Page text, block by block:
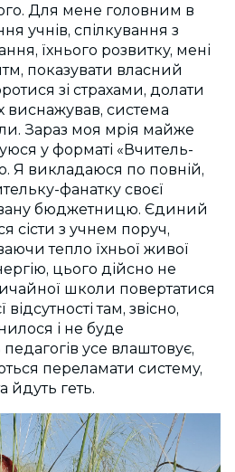
Для мене головним в
учнів, спілкування з
їхнього розвитку, мені
показувати власний
зі страхами, долати
виснажував, система
Зараз моя мрія майже
у форматі «Вчитель-
Я викладаюся по повній,
фанатку своєї
бюджетницю. Єдиний
сісти з учнем поруч,
тепло їхньої живої
цього дійсно не
школи повертатися
там, звісно,
і не буде
усе влаштовує,
переламати систему,
йдуть геть.